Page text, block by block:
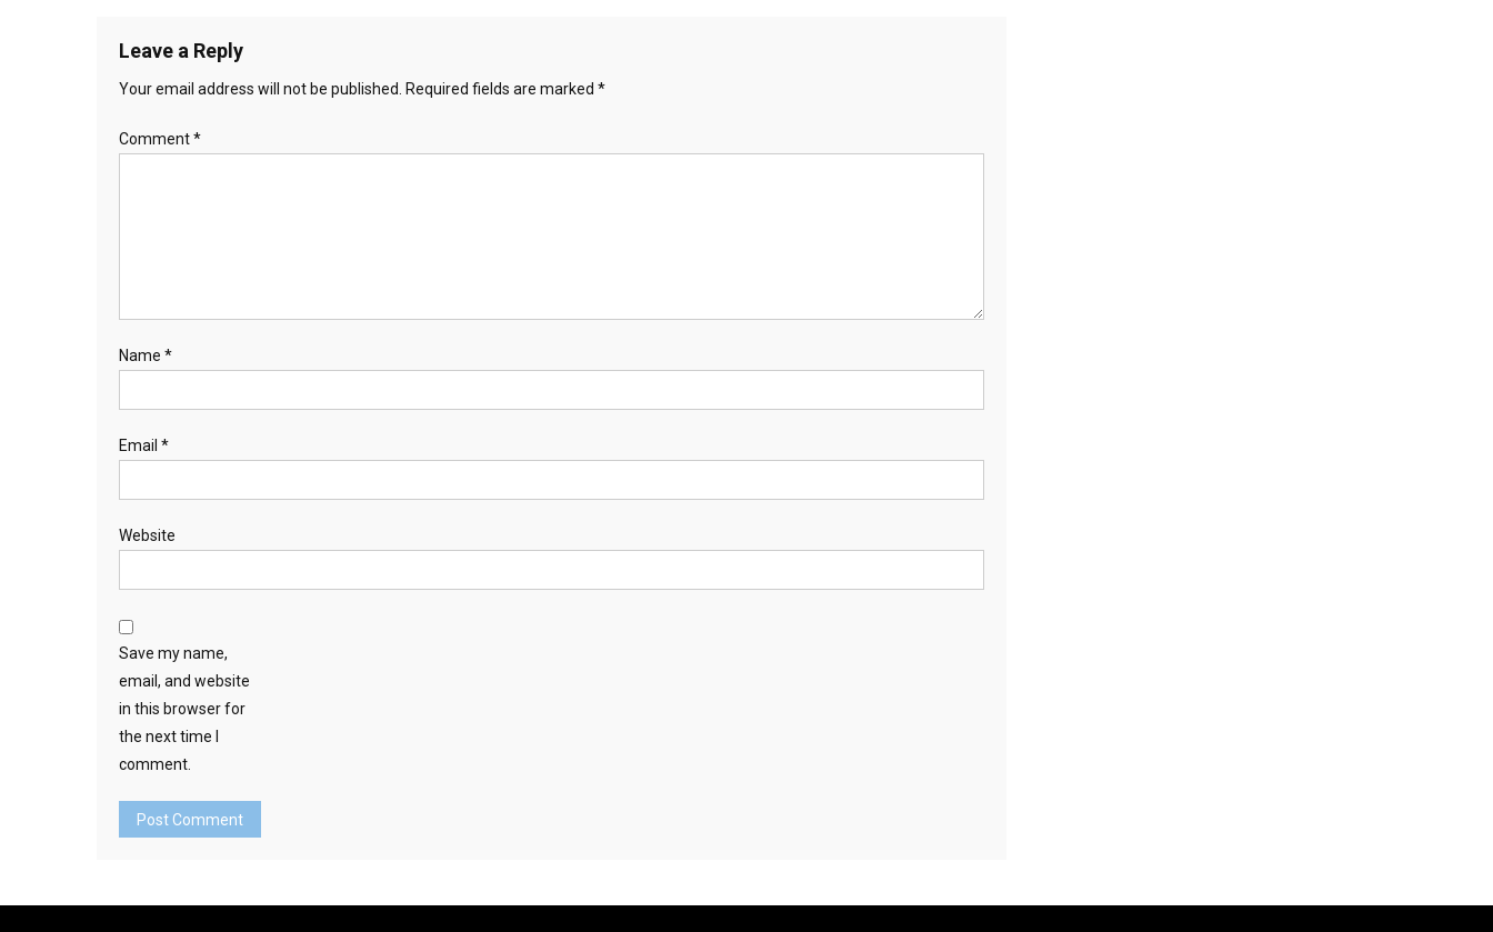
Leave a Reply
Your email address will not be published. Required fields are marked *
Comment*
Name *
Email *
Website
Save my name,
email, and website
in this browser for
the next time I
comment.